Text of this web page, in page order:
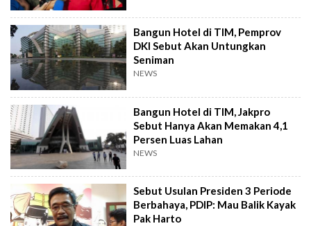
Bangun Hotel di TIM, Pemprov
DKI Sebut Akan Untungkan
Seniman
NEWS
Bangun Hotel di TIM, Jakpro
Sebut Hanya Akan Memakan 4,1
Persen Luas Lahan
NEWS
Sebut Usulan Presiden 3 Periode
Berbahaya, PDIP: Mau Balik Kayak
Pak Harto